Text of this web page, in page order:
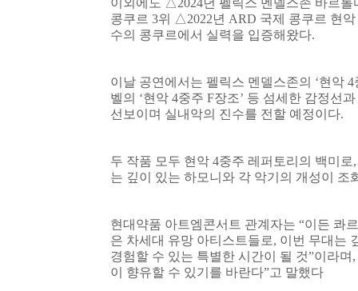
이외에도 △2024년 펠릭스 멘델스존 바르
콩쿠르 3위 △2022년 ARD 국제 콩쿠르 현악
수의 콩쿠르에서 실력을 입증해왔다.
이날 공연에서는 펠릭스 멘델스존의 ‘현악 4
벨의 ‘현악 4중주 F장조’ 등 섬세한 감정선
선보이며 실내악의 진수를 전할 예정이다.
두 작품 모두 현악 4중주 레퍼토리의 백미로
는 깊이 있는 하모니와 각 악기의 개성이 조
현대약품 아트엠콘서트 관계자는 “이든 콰
은 차세대 유망 아티스트들로, 이번 무대는
경험할 수 있는 특별한 시간이 될 것”이라며 ,
이 향유할 수 있기를 바란다”고 말했다